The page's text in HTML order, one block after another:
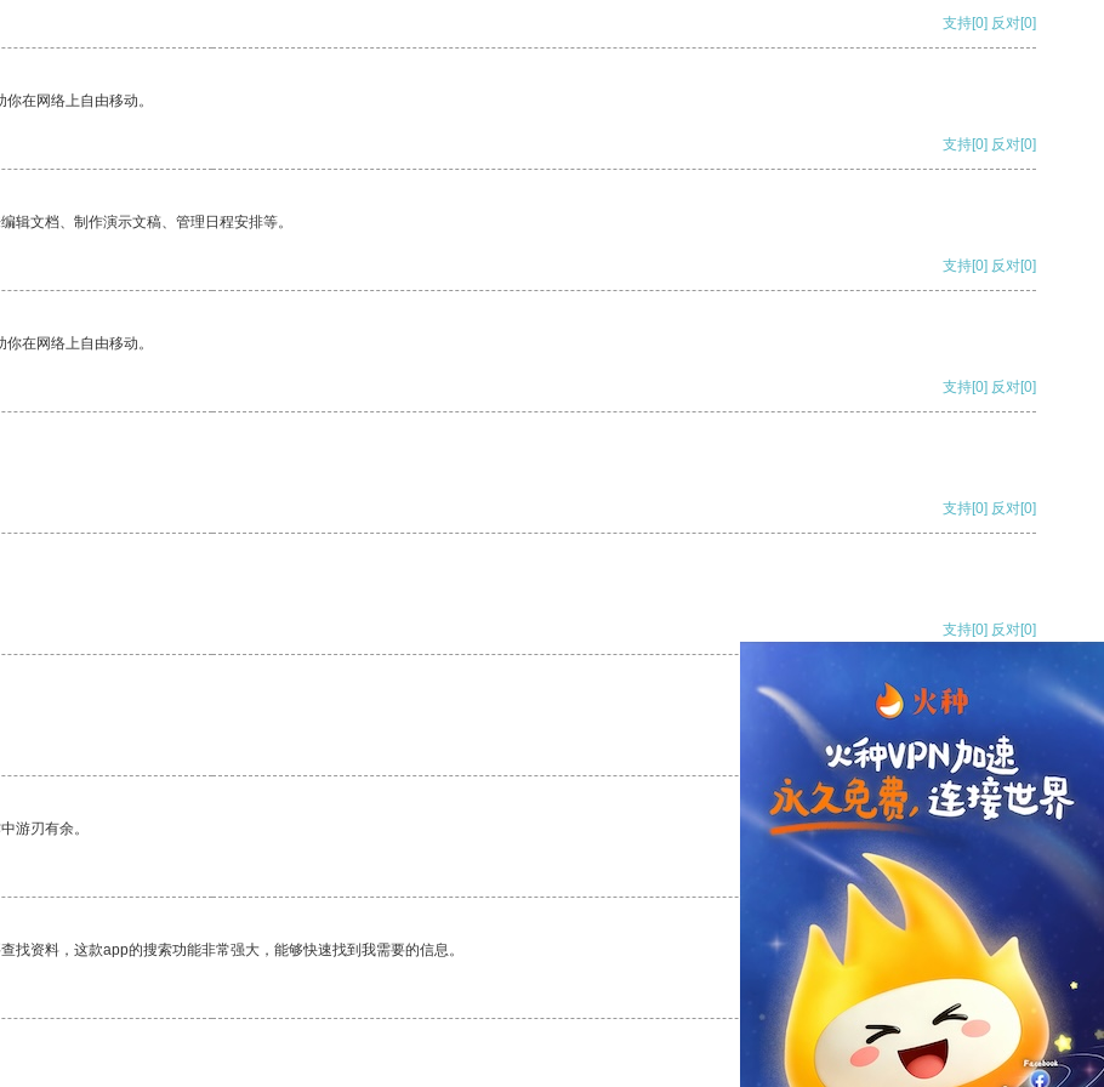
支持[0] 反对[0]
在网络上自由移动。
支持[0] 反对[0]
辑文档、制作演示文稿、管理日程安排等。
支持[0] 反对[0]
在网络上自由移动。
支持[0] 反对[0]
支持[0] 反对[0]
支持[0] 反对[0]
支持[0] 反对
游刃有余。
支持
资料，这款app的搜索功能非常强大，能够快速找到我需要的信息。
反对 [0]